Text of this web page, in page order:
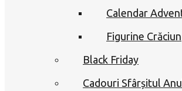
Calendar
Figurine Crăciun
Black Friday
Cadouri Sfârșitul